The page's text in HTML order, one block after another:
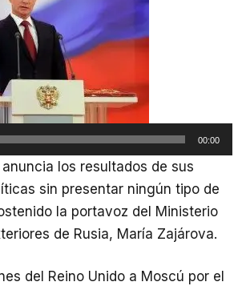
00:00
los resultados de sus
sin presentar ningún tipo de
la portavoz del Ministerio
de Rusia, María Zajárova.
del Reino Unido a Moscú por el